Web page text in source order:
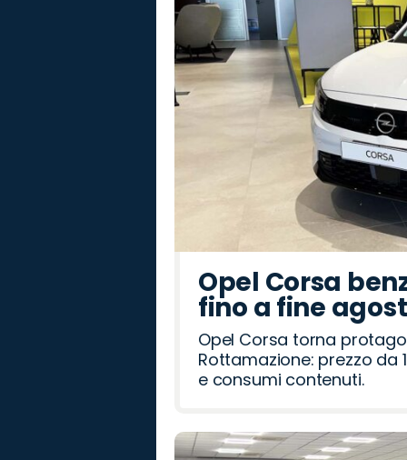
Romeo
Rover
Opel Corsa
fino a fine
Opel Corsa torna
Rottamazione: prezzo da
e consumi contenuti.